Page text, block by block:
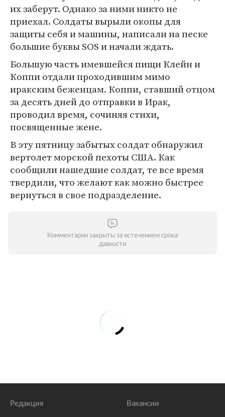
их заберут. Однако за ними никто не
приехал. Солдаты вырыли окопы для
защиты себя и машины, написали на песке
большие буквы SOS и начали ждать.
Большую часть имевшейся пищи Клейн и
Коппи отдали проходившим мимо
иракским беженцам. Коппи, ставший отцом
за десять дней до отправки в Ирак,
проводил время, сочиняя стихи,
посвященные жене.
В эту пятницу забытых солдат обнаружил
вертолет морской пехоты США. Как
сообщили нашедшие солдат, те все время
твердили, что желают как можно быстрее
вернуться в свое подразделение.
Комментарии закрыты за истечением срока
давности
Редакция Вакансии